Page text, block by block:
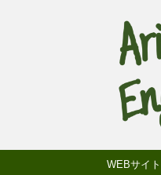
WEBサイ